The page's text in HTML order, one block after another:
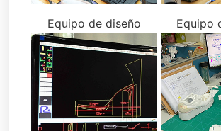
Equipo de diseño Equipo